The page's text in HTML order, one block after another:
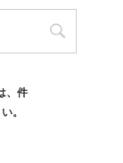
、件
。